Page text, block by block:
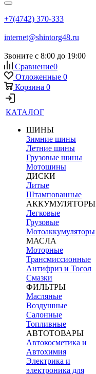
+7(4742) 370-333
internet@shintorg48.ru
Звоните с 8:00 до 19:00
Сравнение0
Отложенные 0
Корзина 0
КАТАЛОГ
ШИНЫ
Зимние шины
Летние шины
Грузовые шины
Мотошины
ДИСКИ
Литые
Штампованные
АККУМУЛЯТОРЫ
Легковые
Грузовые
Мотоаккумуляторы
МАСЛА
Моторные
Трансмиссионные
Антифриз и Тосол
Смазки
ФИЛЬТРЫ
Масляные
Воздушные
Салонные
Топливные
АВТОТОВАРЫ
Автокосметика и
Автохимия
Электрика и
электроника для